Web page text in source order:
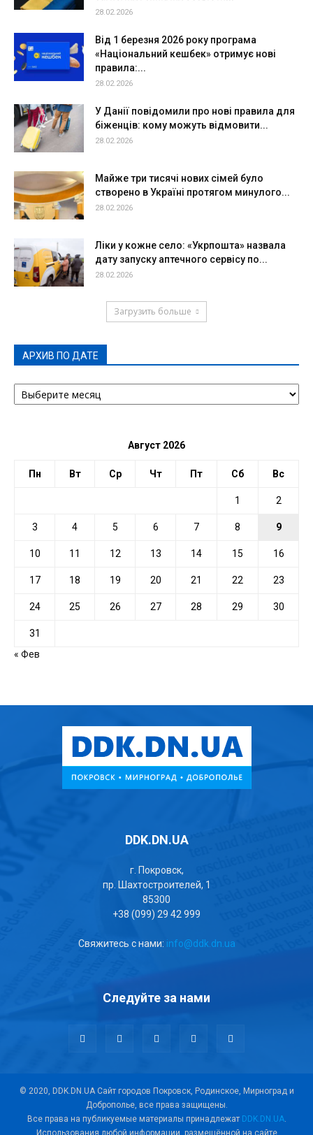
28.02.2026
Від 1 березня 2026 року програма
«Національний кешбек» отримує нові
правила:...
28.02.2026
У Данії повідомили про нові правила для
біженців: кому можуть відмовити...
28.02.2026
Майже три тисячі нових сімей було
створено в Україні протягом минулого...
28.02.2026
Ліки у кожне село: «Укрпошта» назвала
дату запуску аптечного сервісу по...
28.02.2026
Загрузить больше
АРХИВ ПО ДАТЕ
АРХИВ
ПО
Август 2026
Пн Вт Ср Чт Пт Сб Вс
1 2
3 4 5 6 7 8 9
10 11 12 13 14 15 16
17 18 19 20 21 22 23
24 25 26 27 28 29 30
31
« Фев
DDK.DN.UA
г. Покровск,
пр. Шахтостроителей, 1
85300
+38 (099) 29 42 999
Свяжитесь с нами: info@ddk.dn.ua
Следуйте за нами
© 2020, DDK.DN.UA Сайт городов Покровск, Родинское, Мирноград и
Доброполье, все права защищены.
Все права на публикуемые материалы принадлежат DDK.DN.UA.